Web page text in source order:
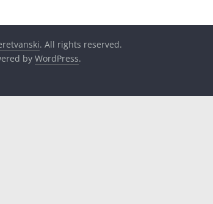
. All rights reserved.
by WordPress.